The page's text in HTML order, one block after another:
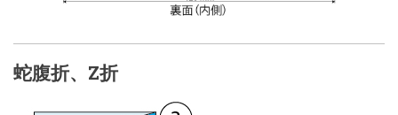
蛇腹折、Z折